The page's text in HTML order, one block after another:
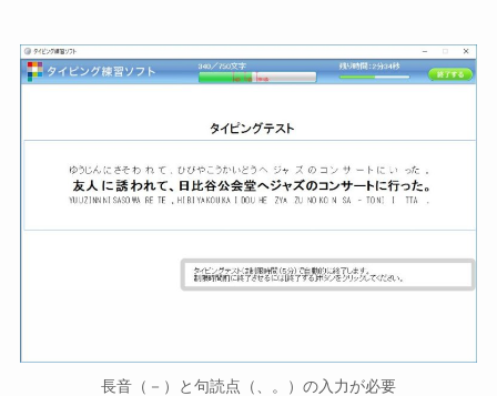
長音（－）と句読点（、。）の入力が必要